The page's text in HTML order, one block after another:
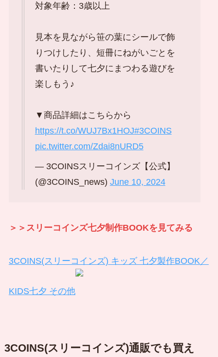
対象年齢：3歳以上
見本を見ながら笹の葉にシールで飾
りつけしたり、短冊にねがいごとを
書いたりして七夕にまつわる遊びを
楽しもう♪
▼商品詳細はこちらから
https://t.co/WUJ7Bx1HOJ#3COINS
pic.twitter.com/Zdai8nURD5
— 3COINSスリーコインズ【公式】
(@3COINS_news) June 10, 2024
＞＞スリーコインズ七夕制作BOOKを見てみる
3COINS(スリーコインズ) キッズ 七夕製作BOOK／
KIDS七夕 その他
3COINS(スリーコインズ)通販でも買え